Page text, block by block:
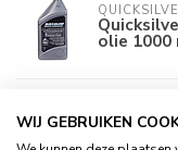
olie
MERCURY
Mercury
WIJ GEBRUIKEN